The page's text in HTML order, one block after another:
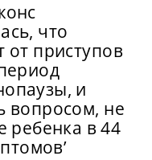
что
от приступов
и
вопросом, не
ребенка в 44